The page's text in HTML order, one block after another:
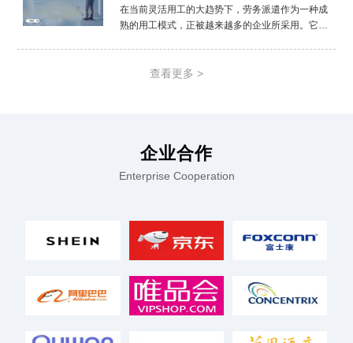
在当前灵活用工的大趋势下，劳务派遣作为一种成
熟的用工模式，正被越来越多的企业所采用。它并
务。劳务派遣最直接的优势在于降低企业管理成本
查看更多 >
企业合作
Enterprise Cooperation